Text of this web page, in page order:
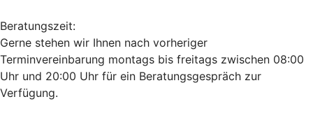
Beratungszeit:
Gerne stehen wir Ihnen nach vorheriger
Terminvereinbarung montags bis freitags zwischen 08:00
Uhr und 20:00 Uhr für ein Beratungsgespräch zur
Verfügung.